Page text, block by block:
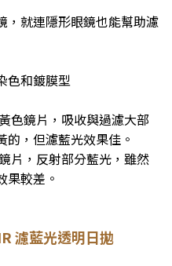
，就連隱形眼鏡也能幫助濾
色和鍍膜型
色鏡片，吸收與過濾大部
，但濾藍光效果佳。
片，反射部分藍光，雖然
果較差。
濾藍光透明日拋